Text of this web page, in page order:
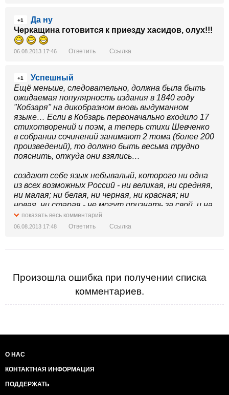
+1
Да ну
Черкащина готовится к приезду хасидов, олух!!!
06.08.2013 17:46 Ответить Ссылка
+1
Успешный
Ещё меньше, следовательно, должна была быть
ожидаемая популярность издания в 1840 году
"Кобзаря" на дикобразном вновь выдуманном
языке… Если в Кобзарь первоначально входило 17
стихотворений и поэм, а теперь стихи Шевченко
в собрании сочинений занимают 2 тома (более 200
произведений), то должно быть весьма трудно
пояснить, откуда они взялись…
создают себе язык небывалый, которого ни одна
из всех возможных Россий - ни великая, ни средняя,
ни малая; ни белая, ни черная, ни красная; ни
новая, ни старая - не могут признать за свой, и на
этой помеси слов хохлатых и бородатых, бритых
и небритых, южных и северных, на этом
показать весь комментарий
06.08.2013 17:48 Ответить Ссылка
Произошла ошибка при получении списка
комментариев.
О НАС
КОНТАКТНАЯ ИНФОРМАЦИЯ
ПОДДЕРЖАТЬ